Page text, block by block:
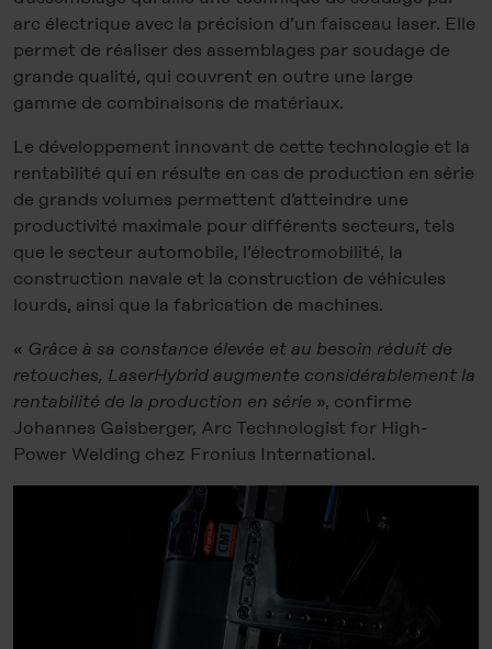
arc électrique avec la précision d’un faisceau laser. Elle
permet de réaliser des assemblages par soudage de
grande qualité, qui couvrent en outre une large
gamme de combinaisons de matériaux.
Le développement innovant de cette technologie et la
rentabilité qui en résulte en cas de production en série
de grands volumes permettent d’atteindre une
productivité maximale pour différents secteurs, tels
que le secteur automobile, l’électromobilité, la
construction navale et la construction de véhicules
lourds, ainsi que la fabrication de machines.
« Grâce à sa constance élevée et au besoin réduit de
retouches, LaserHybrid augmente considérablement la
rentabilité de la production en série », confirme
Johannes Gaisberger, Arc Technologist for High-
Power Welding chez Fronius International.